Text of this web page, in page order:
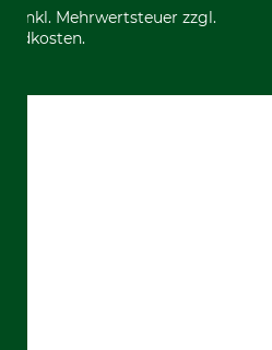
inkl. Mehrwertsteuer zzgl.